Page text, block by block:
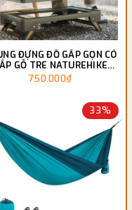
ĐỰNG ĐỒ GẤP GỌN CÓ
GỖ TRE NATUREHIKE
NH22SNX01
750.000₫
33%